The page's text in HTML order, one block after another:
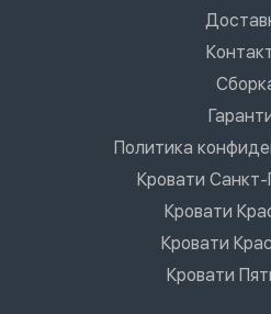
Политика
Кровати Санкт-
Кровати
Кровати
Кровати